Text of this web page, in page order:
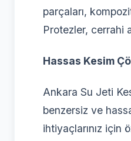
parçaları,
Protezler, cerrahi
Hassas Kesim
Ankara Su Jeti
benzersiz ve
ihtiyaçlarınız için